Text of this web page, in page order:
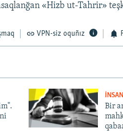
«Hizb ut-Tahrir»
VPN-siz oquñız
Bir